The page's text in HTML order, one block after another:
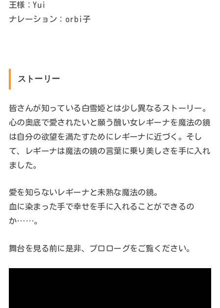
王様：Yui
ナレーション：orbi子
ストーリー
皆さんが知っている白雪姫とは少し異なるストーリー。
心の奥底で愛されたいと願う醜い女レギーナを魔法の鏡
は自分の欲望を満たすためにレギーナに近づく。そし
て、レギーナは魔法の鏡の言葉に乗り美しさを手に入れ
ました。
愛を知らないレギーナと未熟な魔法の鏡。
血に染まった手で幸せを手に入れることができるの
か……。
舞台を見る前に是非、プロローグをご覧ください。